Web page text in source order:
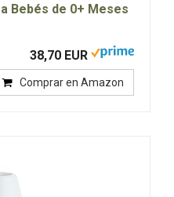
Bebés de 0+ Meses
38,70 EUR
Comprar en Amazon